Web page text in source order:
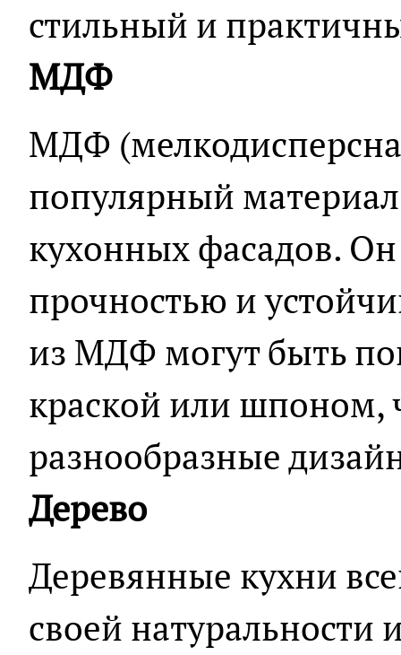
стильный и
МДФ
МДФ
популярный
кухонных фасадов.
прочностью и
из МДФ могут быть
краской или шпоном,
разнообразные
Дерево
Деревянные кухни
своей натуральности